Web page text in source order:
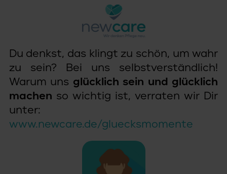
Du denkst, das klingt zu schön, um wahr
zu sein? Bei uns selbstverständlich!
Warum uns glücklich sein und glücklich
machen so wichtig ist, verraten wir Dir
unter:
www.newcare.de/gluecksmomente